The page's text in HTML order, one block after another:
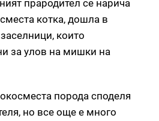
прародител се нарича
котка, дошла в
които
за улов на мишки на
порода споделя
но все още е много